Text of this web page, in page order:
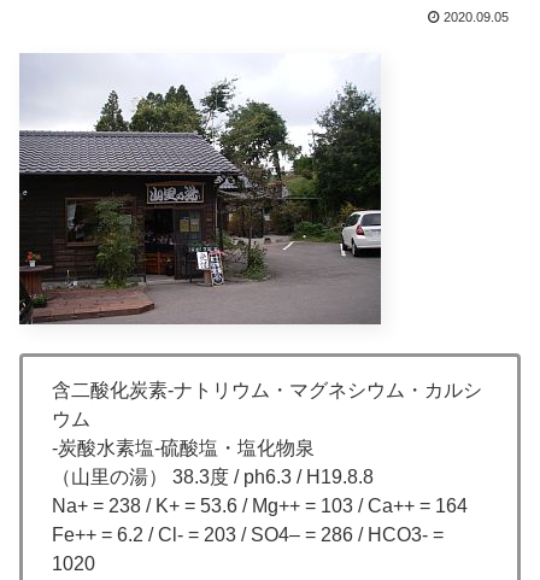
2020.09.05
含二酸化炭素-ナトリウム・マグネシウム・カルシ
ウム
-炭酸水素塩-硫酸塩・塩化物泉
（山里の湯） 38.3度 / ph6.3 / H19.8.8
Na+ = 238 / K+ = 53.6 / Mg++ = 103 / Ca++ = 164
Fe++ = 6.2 / Cl- = 203 / SO4– = 286 / HCO3- =
1020